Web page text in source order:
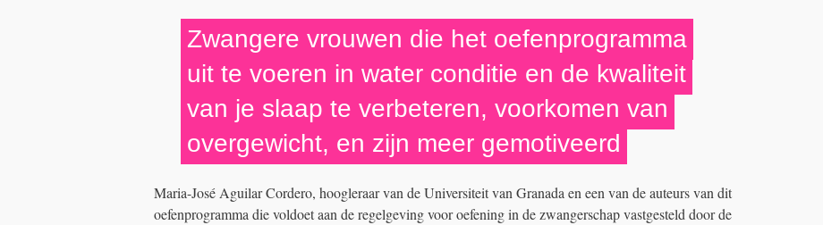
Zwangere vrouwen die het oefenprogramma
uit te voeren in water conditie en de kwaliteit
van je slaap te verbeteren, voorkomen van
overgewicht, en zijn meer gemotiveerd
Maria-José Aguilar Cordero, hoogleraar van de Universiteit van Granada en een van de auteurs van dit
oefenprogramma die voldoet aan de regelgeving voor oefening in de zwangerschap vastgesteld door de